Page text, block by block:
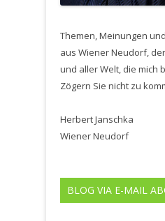
Themen, Meinungen
aus Wiener Neudorf,
und aller Welt, die mich
Zögern Sie nicht zu
Herbert Janschka
Wiener Neudorf
BLOG VIA E-MAIL